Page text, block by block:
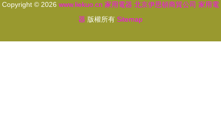
守護者
Copyright © 2026 www.liekuo.cn 家用電器 北京伊思頓商貿公司 家用電
器 版權所有 Sitemap